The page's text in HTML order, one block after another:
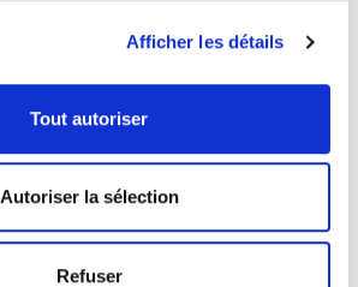
Afficher les détails
Tout autoriser
Autoriser la sélection
Refuser